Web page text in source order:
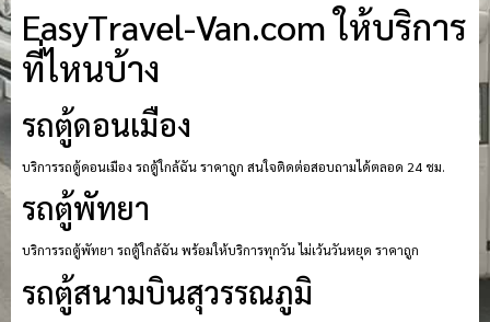
EasyTravel-Van.com ให้บริการ
ที่ไหนบ้าง
รถตู้ดอนเมือง
บริการรถตู้ดอนเมือง รถตู้ใกล้ฉัน ราคาถูก สนใจติดต่อสอบถามได้ตลอด 24 ชม.
รถตู้พัทยา
บริการรถตู้พัทยา รถตู้ใกล้ฉัน พร้อมให้บริการทุกวัน ไม่เว้นวันหยุด ราคาถูก
รถตู้สนามบินสุวรรณภูมิ